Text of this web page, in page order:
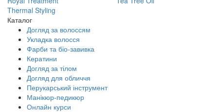
Thermal Styling
Каталог
Догляд за волоссям
Укладка волосся
Фарби та біо-завивка
Кератини
Догляд за тілом
Догляд для обличчя
Перукарський інструмент
Манікюр-педикюр
Онлайн курси